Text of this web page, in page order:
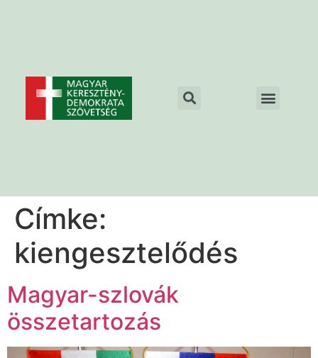
Címke:
kiengesztelődés
Magyar-szlovák
összetartozás